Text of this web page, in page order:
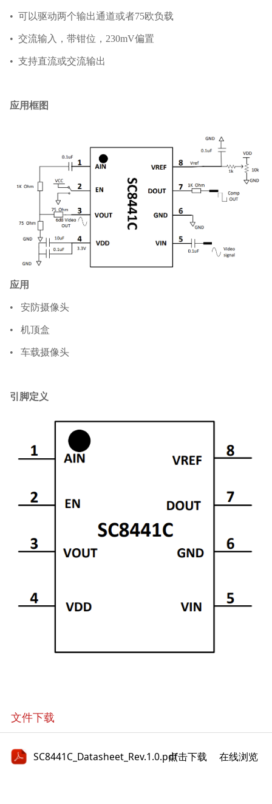
• 可以驱动两个输出通道或者75欧负载
• 交流输入，带钳位，230mV偏置
• 支持直流或交流输出
应用框图
应用
• 安防摄像头
• 机顶盒
• 车载摄像头
引脚定义
文件下载
SC8441C_Datasheet_Rev.1.0.pdf点击下载 在线浏览